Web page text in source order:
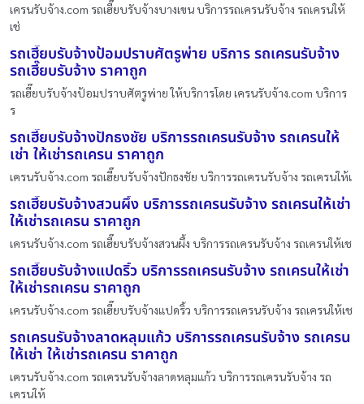
เครนรับจ้าง.com รถเฮี๊ยบรับจ้างบางเขน บริการรถเครนรับจ้าง รถเครนให้
เช่
รถเฮี๊ยบรับจ้างป้อมปราบศัตรูพ่าย บริการ รถเครนรับจ้าง
รถเฮี๊ยบรับจ้าง ราคาถูก
รถเฮี๊ยบรับจ้างป้อมปราบศัตรูพ่าย ให้บริการโดย เครนรับจ้าง.com บริการ
ร
รถเฮี๊ยบรับจ้างปักธงชัย บริการรถเครนรับจ้าง รถเครนให้
เช่า ให้เช่ารถเครน ราคาถูก
เครนรับจ้าง.com รถเฮี๊ยบรับจ้างปักธงชัย บริการรถเครนรับจ้าง รถเครนให้เ
รถเฮี๊ยบรับจ้างสวนผึ้ง บริการรถเครนรับจ้าง รถเครนให้เช่า
ให้เช่ารถเครน ราคาถูก
เครนรับจ้าง.com รถเฮี๊ยบรับจ้างสวนผึ้ง บริการรถเครนรับจ้าง รถเครนให้เช
รถเฮี๊ยบรับจ้างแปดริ้ว บริการรถเครนรับจ้าง รถเครนให้เช่า
ให้เช่ารถเครน ราคาถูก
เครนรับจ้าง.com รถเฮี๊ยบรับจ้างแปดริ้ว บริการรถเครนรับจ้าง รถเครนให้เช
รถเครนรับจ้างลาดหลุมแก้ว บริการรถเครนรับจ้าง รถเครน
ให้เช่า ให้เช่ารถเครน ราคาถูก
เครนรับจ้าง.com รถเครนรับจ้างลาดหลุมแก้ว บริการรถเครนรับจ้าง รถ
เครนให้